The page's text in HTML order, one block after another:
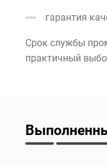
гарантия
Срок службы
практичный